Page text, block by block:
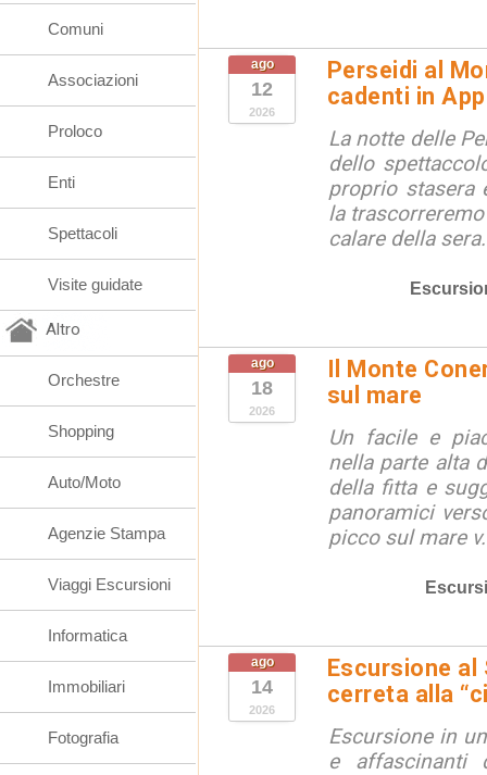
ago
12
2026
Perseidi al
cadenti in
La notte delle
dello
proprio stasera
la
calare della
ago
18
2026
Il Monte
sul mare
Un facile e
nella parte alta
della fitta e
panoramici
picco sul mare
ago
14
2026
Escursione al
cerreta alla
Escursione in
e affascinanti
Comuni
Associazioni
Proloco
Enti
Spettacoli
Visite guidate
Altro
Orchestre
Shopping
Auto/Moto
Agenzie Stampa
Viaggi Escursioni
Informatica
Immobiliari
Fotografia